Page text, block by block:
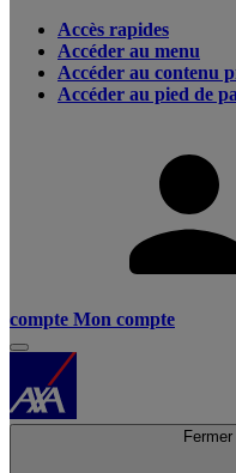
Accès rapides
Accéder au menu
Accéder au contenu
Accéder au pied de
compte Mon compte